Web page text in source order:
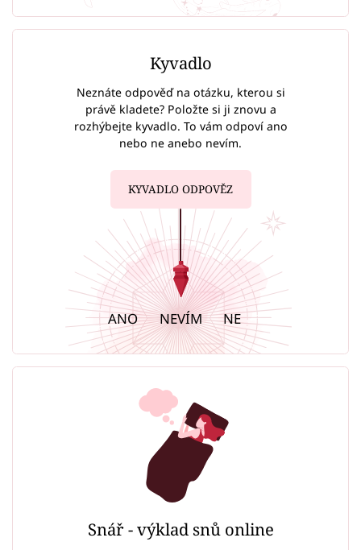
Kyvadlo
Neznáte odpověď na otázku, kterou si
právě kladete? Položte si ji znovu a
rozhýbejte kyvadlo. To vám odpoví ano
nebo ne anebo nevím.
KYVADLO ODPOVĚZ
ANO NEVÍM NE
Snář - výklad snů online